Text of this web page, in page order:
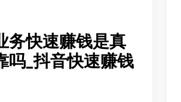
务快速赚钱是真
吗_抖音快速赚钱